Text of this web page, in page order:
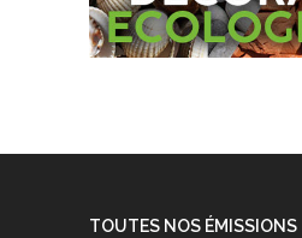
TOUTES NOS ÉMISSIONS